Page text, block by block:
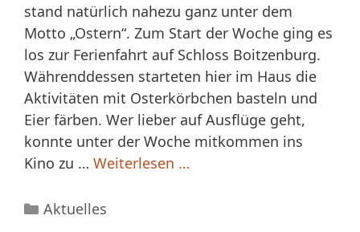
stand natürlich nahezu ganz unter dem
Motto „Ostern“. Zum Start der Woche ging es
los zur Ferienfahrt auf Schloss Boitzenburg.
Währenddessen starteten hier im Haus die
Aktivitäten mit Osterkörbchen basteln und
Eier färben. Wer lieber auf Ausflüge geht,
konnte unter der Woche mitkommen ins
Kino zu … Weiterlesen …
Kategorien
Aktuelles